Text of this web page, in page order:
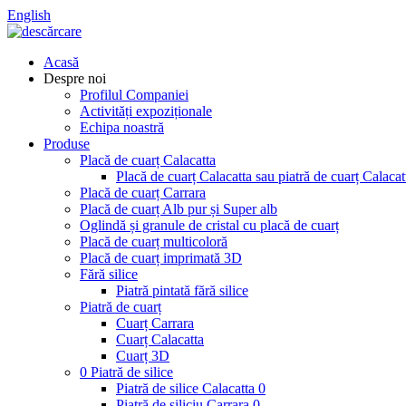
English
Acasă
Despre noi
Profilul Companiei
Activități expoziționale
Echipa noastră
Produse
Placă de cuarț Calacatta
Placă de cuarț Calacatta sau piatră de cuarț
Placă de cuarț Carrara
Placă de cuarț Alb pur și Super alb
Oglindă și granule de cristal cu placă de cuarț
Placă de cuarț multicoloră
Placă de cuarț imprimată 3D
Fără silice
Piatră pintată fără silice
Piatră de cuarț
Cuarț Carrara
Cuarț Calacatta
Cuarț 3D
0 Piatră de silice
Piatră de silice Calacatta 0